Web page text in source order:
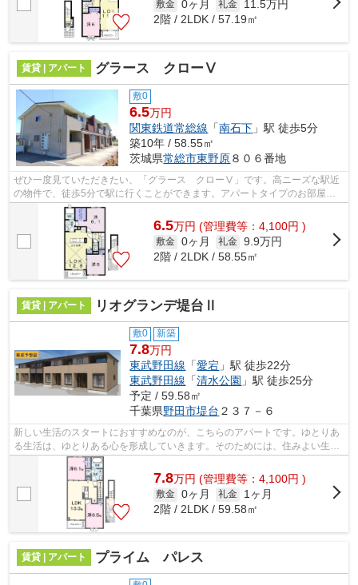
敷金 0ヶ月 礼金
11.5万円
2階 / 2LDK / 57.19㎡
賃貸 | アパート グラース クローⅤ
敷0
6.5万円
関東鉄道常総線 「南石下 」駅 徒歩5分
築10年 / 58.55㎡
茨城県常総市東野原８０６番地
ぜひ一度見ていただきたい、「グラース クローⅤ」です。高ニーズな駅近
の物件で、徒歩5分で駅に行くことができます。アパートタイプのお部屋で
す。常総市エリアや南石下近くでお部屋...
6.5万円 (管理費等：4,100円 )
敷金 0ヶ月 礼金 9.9万円
2階 / 2LDK / 58.55㎡
賃貸 | アパート リオグランデ堤台Ⅱ
敷0 新築
7.8万円
東武野田線 「愛宕 」駅 徒歩22分
東武野田線 「清水公園 」駅 徒歩25分
予定 / 59.58㎡
千葉県野田市堤台 ２３７－６
新しい生活のスタートにおすすめなのが、こちらのアパートです。ゆとりあ
る生活は、ゆとりある心を形成していきます。そのためには、住みよい生活
環境が必要です。こちらから物件探し...
7.8万円 (管理費等：4,100円 )
敷金 0ヶ月 礼金
1ヶ月
2階 / 2LDK / 59.58㎡
賃貸 | アパート プライム パレス